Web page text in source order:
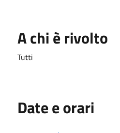
A chi è rivolto
Tutti
Date e orari